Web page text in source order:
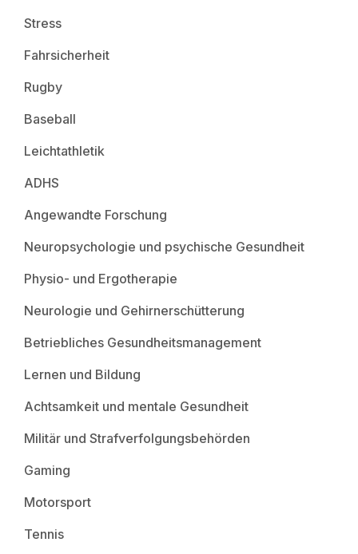
Stress
Fahrsicherheit
Rugby
Baseball
Leichtathletik
ADHS
Angewandte Forschung
Neuropsychologie und psychische Gesundheit
Physio- und Ergotherapie
Neurologie und Gehirnerschütterung
Betriebliches Gesundheitsmanagement
Lernen und Bildung
Achtsamkeit und mentale Gesundheit
Militär und Strafverfolgungsbehörden
Gaming
Motorsport
Tennis